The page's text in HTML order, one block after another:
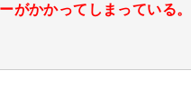
がかかってしまっている。